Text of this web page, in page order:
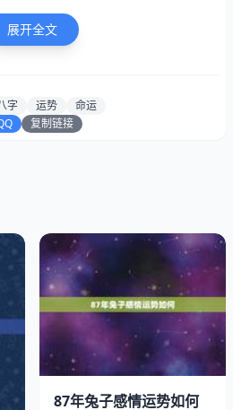
和五行属性会相互影响，形成一
软件通过分析这种关系，得出一
方法
展开全文
字 运势 命运
复制链接
87年兔子感情运势如何